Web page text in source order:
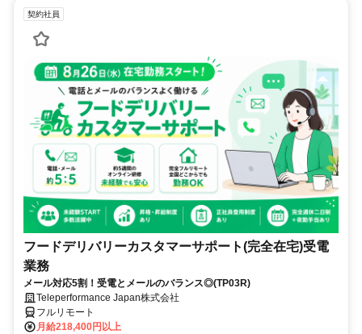
契約社員
フードデリバリーカスタマーサポート(完全在宅)受電
業務
メール対応5割！受電とメールのバランス◎(TP03R)
Teleperformance Japan株式会社
フルリモート
月給218,400円以上